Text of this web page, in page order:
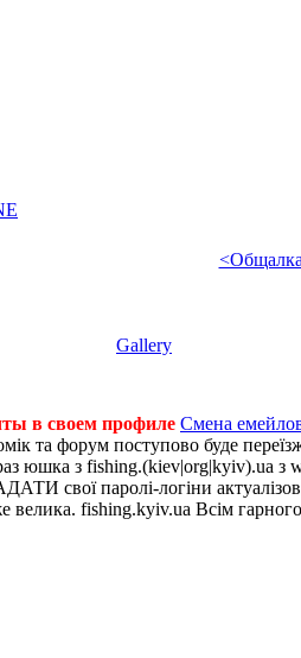
Gallery
в своем профиле Смена
та форум поступово буде
юшка з fishing.(kiev|org|kyiv).ua з
свої паролі-логіни
велика. fishing.kyiv.ua Всім